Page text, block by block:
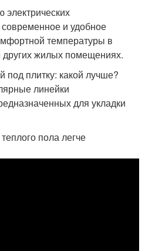
и удобное
температуры в
других жилых помещениях.
под плитку: какой лучше?
линейки
для укладки
пола легче